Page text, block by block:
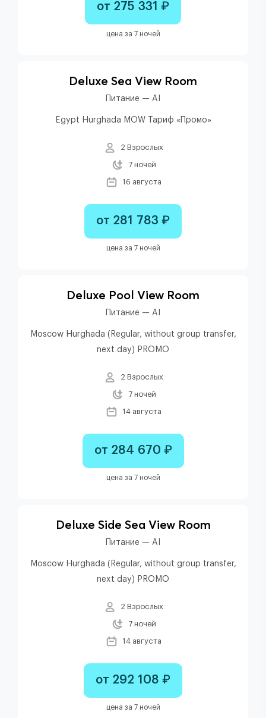
от 275 331 ₽
цена за 7 ночей
Deluxe Sea View Room
Питание — AI
Egypt Hurghada MOW Тариф «Промо»
2 Взрослых
7 ночей
16 августа
от 281 783 ₽
цена за 7 ночей
Deluxe Pool View Room
Питание — AI
Moscow Hurghada (Regular, without group transfer,
next day) PROMO
2 Взрослых
7 ночей
14 августа
от 284 670 ₽
цена за 7 ночей
Deluxe Side Sea View Room
Питание — AI
Moscow Hurghada (Regular, without group transfer,
next day) PROMO
2 Взрослых
7 ночей
14 августа
от 292 108 ₽
цена за 7 ночей